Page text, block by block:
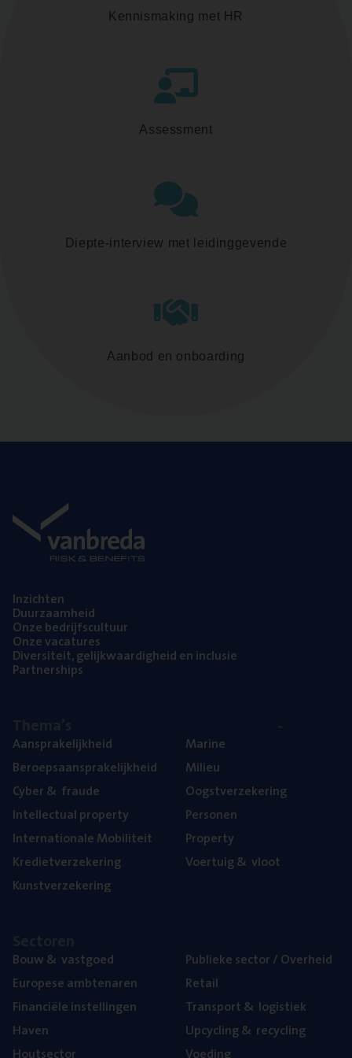
Kennismaking met HR
Assessment
Diepte-interview met leidinggevende
Aanbod en onboarding
Inzich­ten
Duur­zaam­heid
Onze bedrijfs­cul­tuur
Onze vaca­tu­res
Diver­si­teit, gelijk­waar­dig­heid en inclusie
Part­ner­ships
Aan­spra­ke­lijk­heid
Beroeps­aan­spra­ke­lijk­heid
Cyber& fraude
Intel­lec­tu­al property
Inter­na­ti­o­na­le Mobiliteit
Kre­diet­ver­ze­ke­ring
Kunst­ver­ze­ke­ring
Mari­ne
Mili­eu
Oogst­ver­ze­ke­ring
Per­so­nen
Pro­per­ty
Voer­tuig& vloot
Bouw& vastgoed
Euro­pe­se ambtenaren
Finan­ci­ë­le instellingen
Haven
Hout­sec­tor
Publie­ke sec­tor / Overheid
Retail
Trans­port& logistiek
Upcy­cling& recycling
Voe­ding